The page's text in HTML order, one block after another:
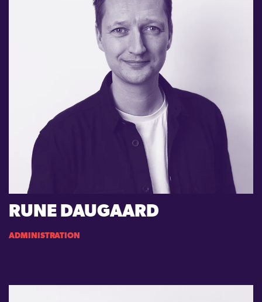
RUNE DAUGAARD
ADMINISTRATION